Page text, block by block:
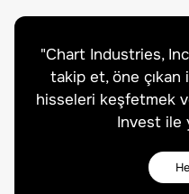
"Chart Industries,
takip et, öne
hisseleri keşfetmek
Invest ile